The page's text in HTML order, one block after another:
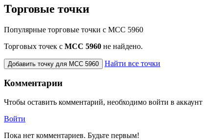
Торговые точки
Популярные торговые точки с MCC 5960
Торговых точек с МСС 5960 не найдено.
Добавить точку для MCC 5960 Найти все точки
Комментарии
Чтобы оставить комментарий, необходимо войти в аккаунт
Войти
Пока нет комментариев. Будьте первым!